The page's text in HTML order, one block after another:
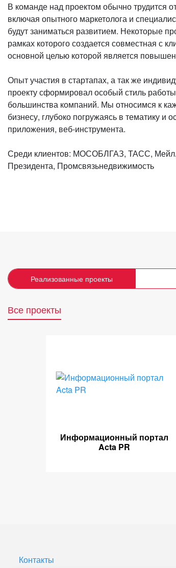
В команде над проектом обычно трудится
включая опытного маркетолога и
будут заниматься развитием. Некоторые
рамках которого создается совместная с
основной целью которой является
Опыт участия в стартапах, а так же
проекту сформировал особый стиль
большинства компаний. Мы относимся к
бизнесу, глубоко погружаясь в тематику и
приложения, веб-инструмента.
Среди клиентов: МОСОБЛГАЗ, ТАСС,
Президента, Промсвязьнедвижимость
Реализованные проекты
Все проекты
Информационный портал
Acta PR
Контакты